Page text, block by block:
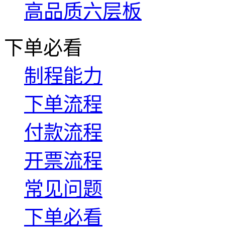
高品质六层板
下单必看
制程能力
下单流程
付款流程
开票流程
常见问题
下单必看